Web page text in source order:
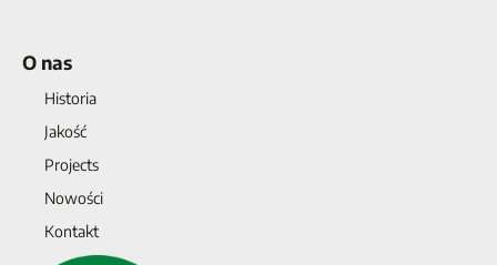
O nas
Historia
Jakość
Projects
Nowości
Kontakt